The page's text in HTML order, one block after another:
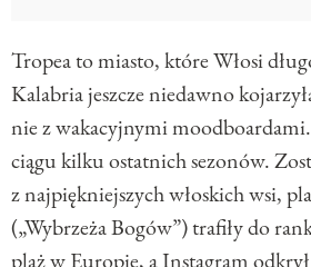
Tropea to miasto, które Włosi
Kalabria jeszcze niedawno
nie z wakacyjnymi
ciągu kilku ostatnich sezonów.
z najpiękniejszych włoskich wsi,
(„Wybrzeża Bogów”) trafiły do
plaż w Europie, a Instagram